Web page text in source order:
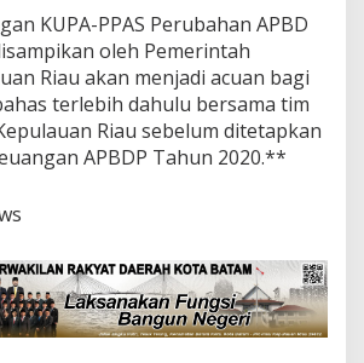
KUPA-PPAS Perubahan APBD
oleh Pemerintah
Riau akan menjadi acuan bagi
terlebih dahulu bersama tim
Riau sebelum ditetapkan
APBDP Tahun 2020.**